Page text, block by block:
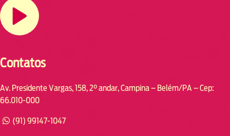
Contatos
Av. Presidente Vargas, 158, 2° andar, Campina – Belém/PA – Cep:
66.010-000
(91) 99147-1047